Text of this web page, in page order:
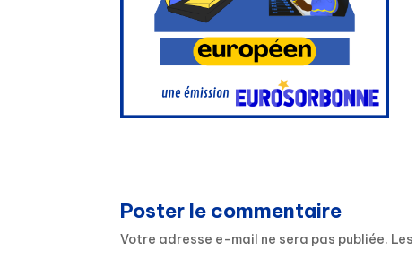
Poster le commentaire
Votre adresse e-mail ne sera pas publiée.